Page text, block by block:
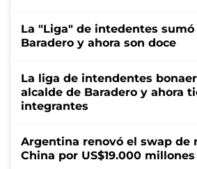
La "Liga" de intedentes
Baradero y ahora son doce
La liga de intendentes
alcalde de Baradero y ahora
integrantes
Argentina renovó el swap de
China por US$19.000 millones